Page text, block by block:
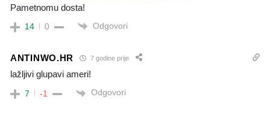
Pametnomu dosta!
14 0 Odgovori
ANTINWO.HR 7 godine prije
lažljivi glupavi ameri!
7 -1 Odgovori